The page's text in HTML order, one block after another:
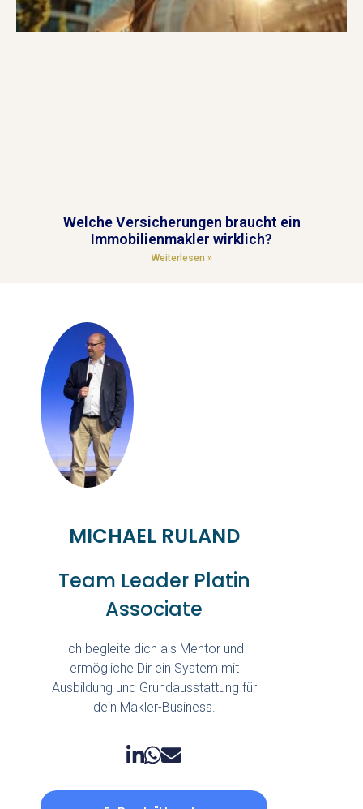
Welche Versicherungen braucht ein
Immobilienmakler wirklich?
Weiterlesen »
MICHAEL RULAND
Team Leader Platin
Associate
Ich begleite dich als Mentor und
ermögliche Dir ein System mit
Ausbildung und Grundausstattung für
dein Makler-Business.